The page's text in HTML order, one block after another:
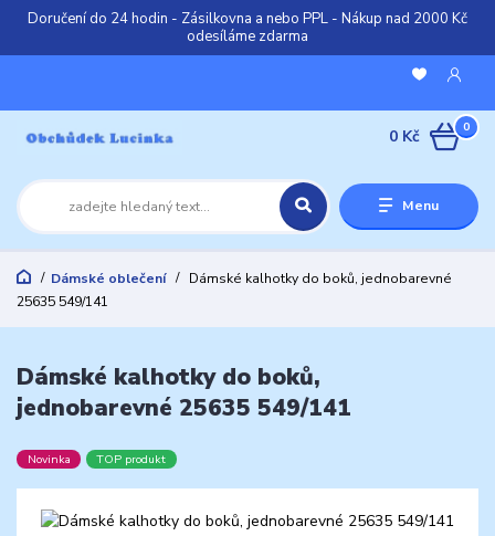
Doručení do 24 hodin - Zásilkovna a nebo PPL - Nákup nad 2000 Kč
odesíláme zdarma
Menu
0
0 Kč
Dámské oblečení
Dámské kalhotky do boků, jednobarevné
25635 549/141
Dámské kalhotky do boků,
jednobarevné 25635 549/141
Novinka TOP produkt